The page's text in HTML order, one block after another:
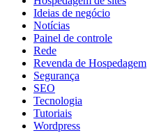
Ideias de negócio
Notícias
Painel de controle
Rede
Revenda de Hospedagem
Segurança
SEO
Tecnologia
Tutoriais
Wordpress